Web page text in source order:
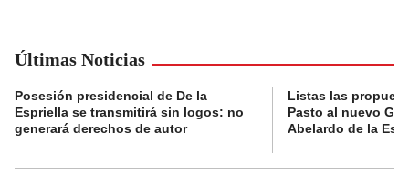
Últimas Noticias
Posesión presidencial de De la
Espriella se transmitirá sin logos: no
generará derechos de autor
Listas las
Pasto al nuevo
Abelardo de la